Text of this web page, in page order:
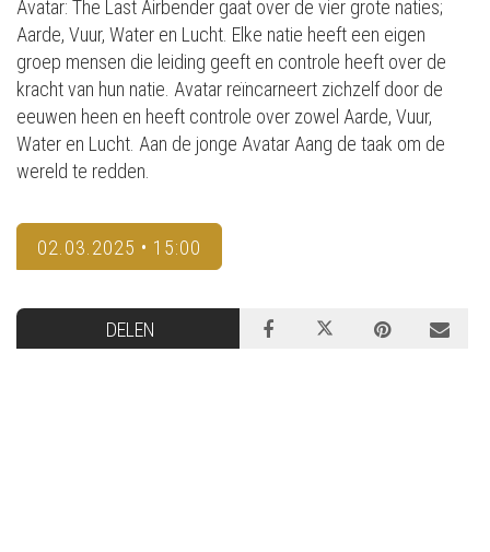
Avatar: The Last Airbender gaat over de vier grote naties;
Aarde, Vuur, Water en Lucht. Elke natie heeft een eigen
groep mensen die leiding geeft en controle heeft over de
kracht van hun natie. Avatar reïncarneert zichzelf door de
eeuwen heen en heeft controle over zowel Aarde, Vuur,
Water en Lucht. Aan de jonge Avatar Aang de taak om de
wereld te redden.
02.03.2025 • 15:00
DELEN